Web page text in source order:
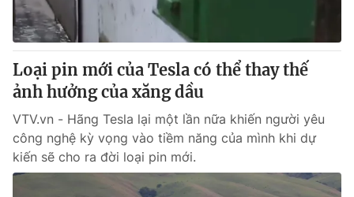
Thị trường 24h Tấm lòng Việt
VTV4 Vươn mình bằng AI
Liên hệ tòa soạn English
Loại pin mới của Tesla có thể thay thế
ảnh hưởng của xăng dầu
VTV.vn - Hãng Tesla lại một lần nữa khiến người yêu
công nghệ kỳ vọng vào tiềm năng của mình khi dự
kiến sẽ cho ra đời loại pin mới.